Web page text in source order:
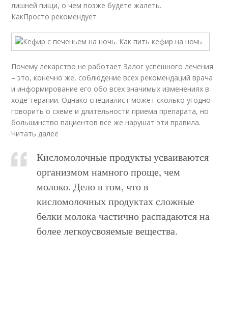
лишней пищи, о чем позже будете жалеть.
КакПросто рекомендует
Почему лекарство не работает Залог успешного лечения
– это, конечно же, соблюдение всех рекомендаций врача
и информирование его обо всех значимых изменениях в
ходе терапии. Однако специалист может сколько угодно
говорить о схеме и длительности приема препарата, но
большинство пациентов все же нарушат эти правила.
Читать далее
Кисломолочные продукты усваиваются
организмом намного проще, чем
молоко. Дело в том, что в
кисломолочных продуктах сложные
белки молока частично распадаются на
более легкоусвояемые вещества.